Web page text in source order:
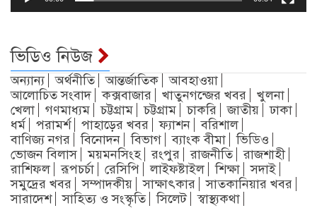
ভিডিও নিউজ
অন্যান্য অর্থনীতি আন্তর্জাতিক
আবহাওয়া
আলোচিত সংবাদ
কক্সবাজার খাতুনগন্জের খবর
খুলনা
খেলা
গণমাধ্যম চট্টগ্রাম চট্টগ্রাম চাকরি জাতীয়
ঢাকা
ধর্ম
পরামর্শ পাহাড়ের খবর ফ্যাশন
বরিশাল
বাণিজ্য নগর
বিনোদন বিভাগ ব্যাংক বীমা
ভিডিও
ভোজন বিলাস
ময়মনসিংহ রংপুর রাজনীতি
রাজশাহী
রাশিফল
রূপচর্চা রেসিপি লাইফষ্টাইল শিক্ষা
সদাই
সমুদ্রের খবর
সম্পাদকীয় সাক্ষাৎকার
সাতকানিয়ার খবর
সারাদেশ
সাহিত্য ও সংস্কৃতি সিলেট স্বাস্থ্যকথা